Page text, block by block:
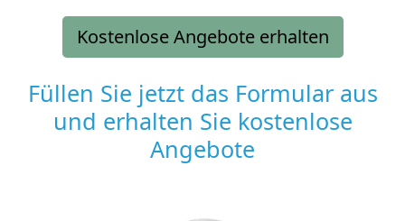
Kostenlose Angebote erhalten
Füllen Sie jetzt das Formular aus
und erhalten Sie kostenlose
Angebote